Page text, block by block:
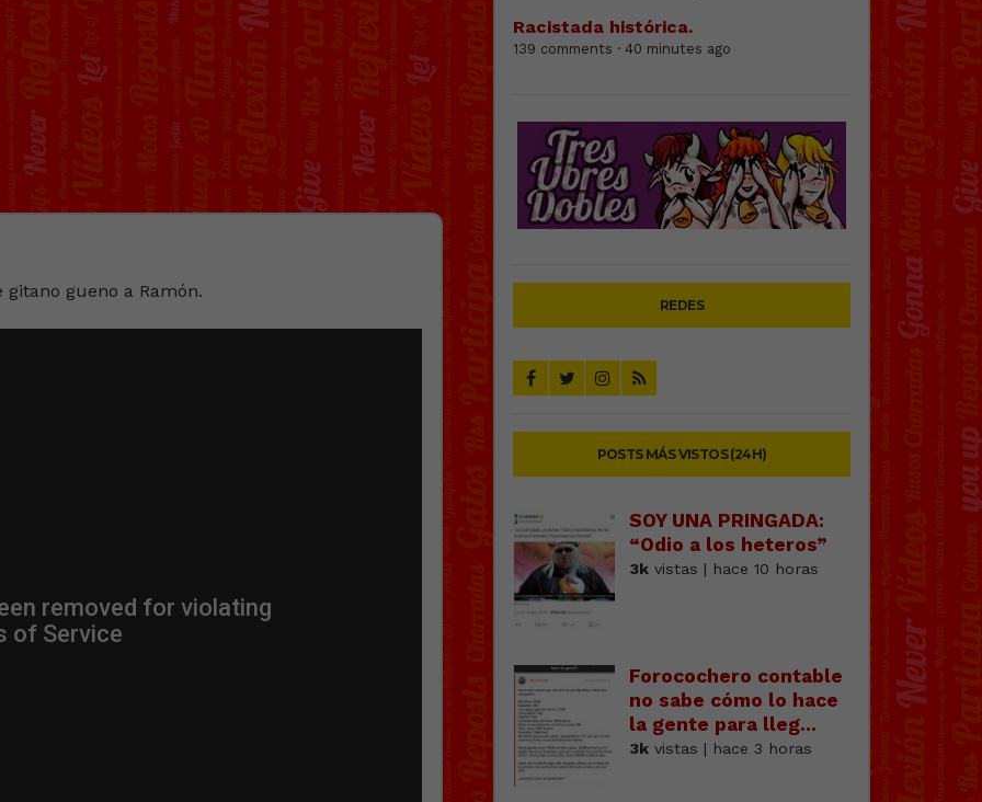
gueno a Ramón.
Racistada histórica.
139 comments · 40 minutes ago
REDES
POSTS MÁS VISTOS (24H)
SOY UNA PRINGADA:
“Odio a los heteros”
3kvistas | hace 10 horas
Forocochero contable
no sabe cómo lo hace
la gente para lleg...
3kvistas | hace 3 horas